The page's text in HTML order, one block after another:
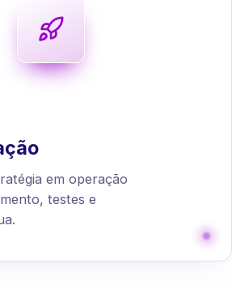
em operação
testes e